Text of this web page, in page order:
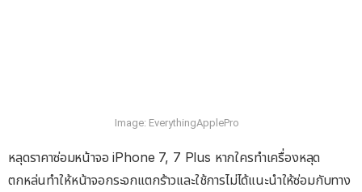
Image: EverythingApplePro
หลุดราคาซ่อมหน้าจอ iPhone 7, 7 Plus หากใครทำเครื่องหลุด
ตกหล่นทำให้หน้าจอกระจกแตกร้าวและใช้การไม่ได้แนะนำให้ซ่อมกับทาง